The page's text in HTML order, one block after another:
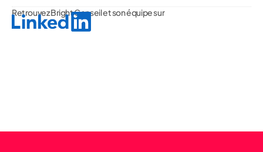
Retrouvez Bright Conseil et son équipe sur